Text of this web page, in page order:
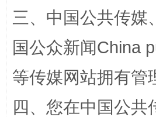
三、中国公共传媒
国公众新闻China
等传媒网站拥有管
四、您在中国公共